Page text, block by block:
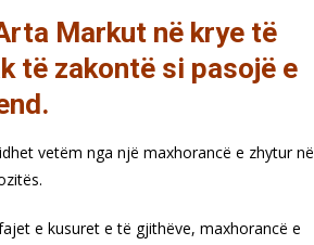
Markut në krye të
të zakontë si pasojë e
vetëm nga një maxhorancë e zhytur në
e kusuret e të gjithëve, maxhorancë e